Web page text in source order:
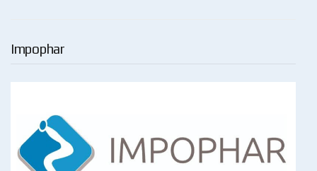
Impophar